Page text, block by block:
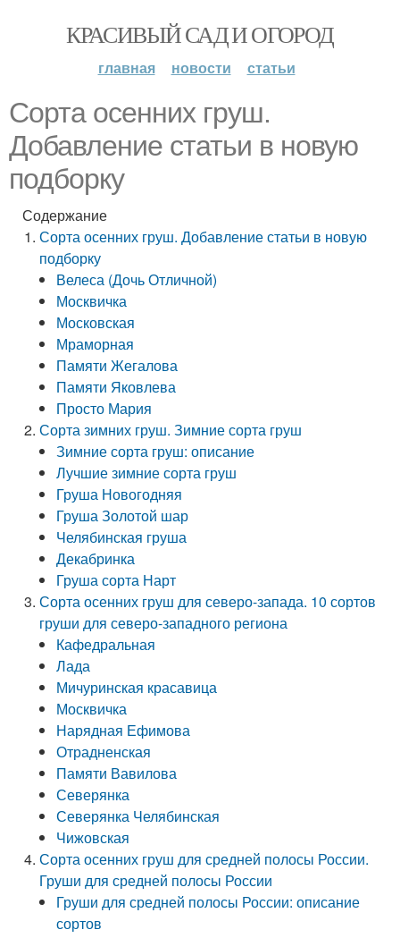
КРАСИВЫЙ САД И ОГОРОД
главная новости статьи
Сорта осенних груш.
Добавление статьи в новую
подборку
Содержание
Сорта осенних груш. Добавление статьи в новую
подборку
Велеса (Дочь Отличной)
Москвичка
Московская
Мраморная
Памяти Жегалова
Памяти Яковлева
Просто Мария
Сорта зимних груш. Зимние сорта груш
Зимние сорта груш: описание
Лучшие зимние сорта груш
Груша Новогодняя
Груша Золотой шар
Челябинская груша
Декабринка
Груша сорта Нарт
Сорта осенних груш для северо-запада. 10 сортов
груши для северо-западного региона
Кафедральная
Лада
Мичуринская красавица
Москвичка
Нарядная Ефимова
Отрадненская
Памяти Вавилова
Северянка
Северянка Челябинская
Чижовская
Сорта осенних груш для средней полосы России.
Груши для средней полосы России
Груши для средней полосы России: описание
сортов